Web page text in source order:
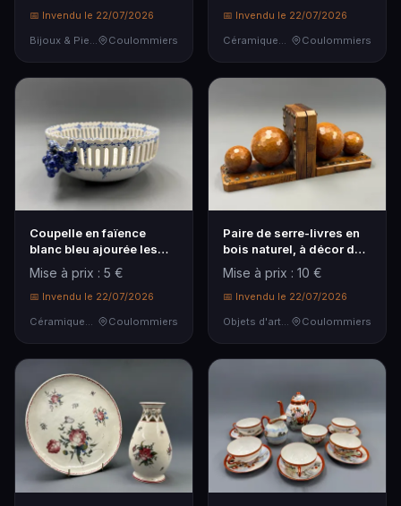
📅 Invendu le 22/07/2026
Coulommiers
📅 Invendu le 22/07/2026
Coulommiers
Coupelle en faïence
blanc bleu ajourée les
prises à décor de…
Mise à prix : 5 €
📅 Invendu le 22/07/2026
Céramiques & Porcelaine
Coulommiers
Paire de serre-livres en
bois naturel, à décor de
boules fac…
Mise à prix : 10 €
📅 Invendu le 22/07/2026
Objets d'art & Curiosités
Coulommiers